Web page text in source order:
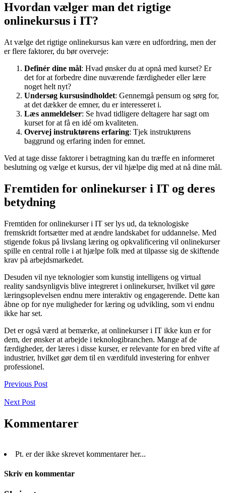
Hvordan vælger man det rigtige
onlinekursus i IT?
At vælge det rigtige onlinekursus kan være en udfordring, men der
er flere faktorer, du bør overveje:
Definér dine mål: Hvad ønsker du at opnå med kurset? Er
det for at forbedre dine nuværende færdigheder eller lære
noget helt nyt?
Undersøg kursusindholdet: Gennemgå pensum og sørg for,
at det dækker de emner, du er interesseret i.
Læs anmeldelser: Se hvad tidligere deltagere har sagt om
kurset for at få en idé om kvaliteten.
Overvej instruktørens erfaring: Tjek instruktørens
baggrund og erfaring inden for emnet.
Ved at tage disse faktorer i betragtning kan du træffe en informeret
beslutning og vælge et kursus, der vil hjælpe dig med at nå dine mål.
Fremtiden for onlinekurser i IT og deres
betydning
Fremtiden for onlinekurser i IT ser lys ud, da teknologiske
fremskridt fortsætter med at ændre landskabet for uddannelse. Med
stigende fokus på livslang læring og opkvalificering vil onlinekurser
spille en central rolle i at hjælpe folk med at tilpasse sig de skiftende
krav på arbejdsmarkedet.
Desuden vil nye teknologier som kunstig intelligens og virtual
reality sandsynligvis blive integreret i onlinekurser, hvilket vil gøre
læringsoplevelsen endnu mere interaktiv og engagerende. Dette kan
åbne op for nye muligheder for læring og udvikling, som vi endnu
ikke har set.
Det er også værd at bemærke, at onlinekurser i IT ikke kun er for
dem, der ønsker at arbejde i teknologibranchen. Mange af de
færdigheder, der læres i disse kurser, er relevante for en bred vifte af
industrier, hvilket gør dem til en værdifuld investering for enhver
professionel.
Previous Post
Next Post
Kommentarer
Pt. er der ikke skrevet kommentarer her...
Skriv en kommentar